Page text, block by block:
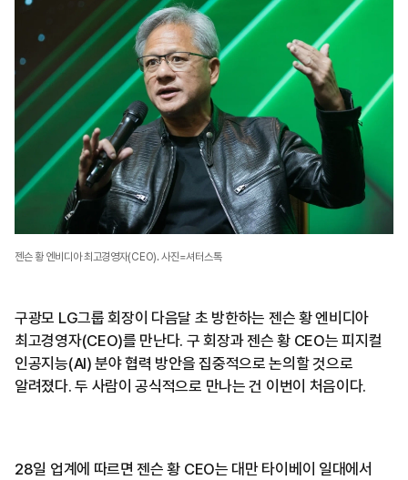
젠슨 황 엔비디아 최고경영자(CEO). 사진=셔터스톡
구광모 LG그룹 회장이 다음달 초 방한하는 젠슨 황 엔비디아
최고경영자(CEO)를 만난다. 구 회장과 젠슨 황 CEO는 피지컬
인공지능(AI) 분야 협력 방안을 집중적으로 논의할 것으로
알려졌다. 두 사람이 공식적으로 만나는 건 이번이 처음이다.
28일 업계에 따르면 젠슨 황 CEO는 대만 타이베이 일대에서